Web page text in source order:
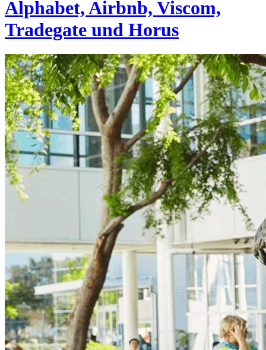
Alphabet, Airbnb, Viscom,
Tradegate und Horus